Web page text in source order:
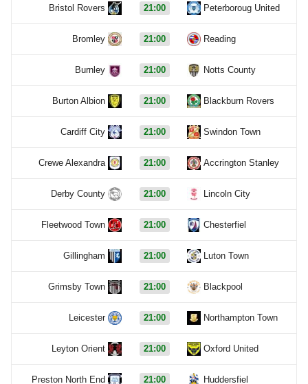
Bristol Rovers 21:00 Peterboroug United
Bromley 21:00 Reading
Burnley 21:00 Notts County
Burton Albion 21:00 Blackburn Rovers
Cardiff City 21:00 Swindon Town
Crewe Alexandra 21:00 Accrington Stanley
Derby County 21:00 Lincoln City
Fleetwood Town 21:00 Chesterfiel
Gillingham 21:00 Luton Town
Grimsby Town 21:00 Blackpool
Leicester 21:00 Northampton Town
Leyton Orient 21:00 Oxford United
Preston North End 21:00 Huddersfiel